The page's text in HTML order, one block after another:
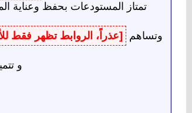
تمتاز المستودعات بحفظ وعناية
وتساهم
[عذراً، الروابط تظهر فقط
و